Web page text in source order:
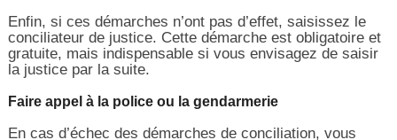
Enfin, si ces démarches n’ont pas d’effet, saisissez le
conciliateur de justice. Cette démarche est obligatoire et
gratuite, mais indispensable si vous envisagez de saisir
la justice par la suite.
Faire appel à la police ou la gendarmerie
En cas d’échec des démarches de conciliation, vous